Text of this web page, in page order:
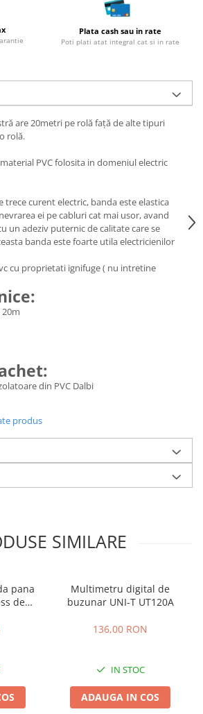
Plata cash sau in rate
Poti plati atat integral cat si in rate
are 20metri pe rolă față de alte tipuri
rolă.
PVC folosita in domeniul electric
trece curent electric, banda este elastica
ei pe cabluri cat mai usor, avand
un adeziv puternic de calitate care se
banda este foarte utila electricienilor
cu proprietati ignifuge ( nu intretine
din PVC Dalbi
produs
SIMILARE
pana
de
Multimetru digital de
buzunar UNI-T UT120A
136,00 RON
IN STOC
ADAUGA IN COS